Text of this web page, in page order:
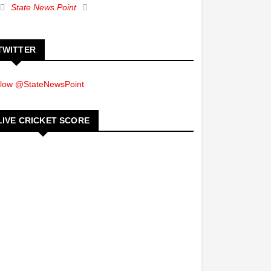
State News Point
@StateNewsPoint
CRICKET SCORE